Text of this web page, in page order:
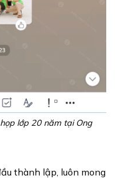
lớp 20 năm tại Ong
thành lập, luôn mong